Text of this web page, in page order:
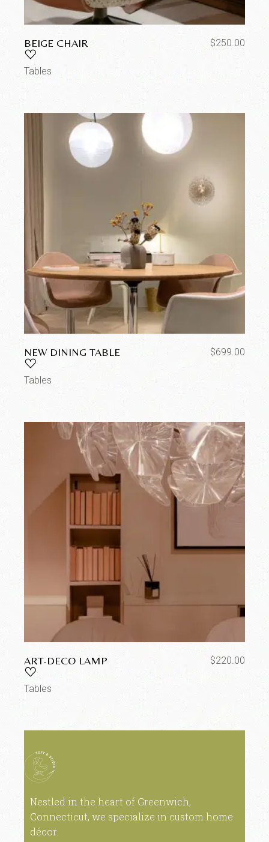
BEIGE CHAIR $250.00
Tables
NEW DINING TABLE $699.00
Tables
ART-DECO LAMP $220.00
Tables
Nestled in the heart of Greenwich,
Connecticut, we specialize in custom home
décor.